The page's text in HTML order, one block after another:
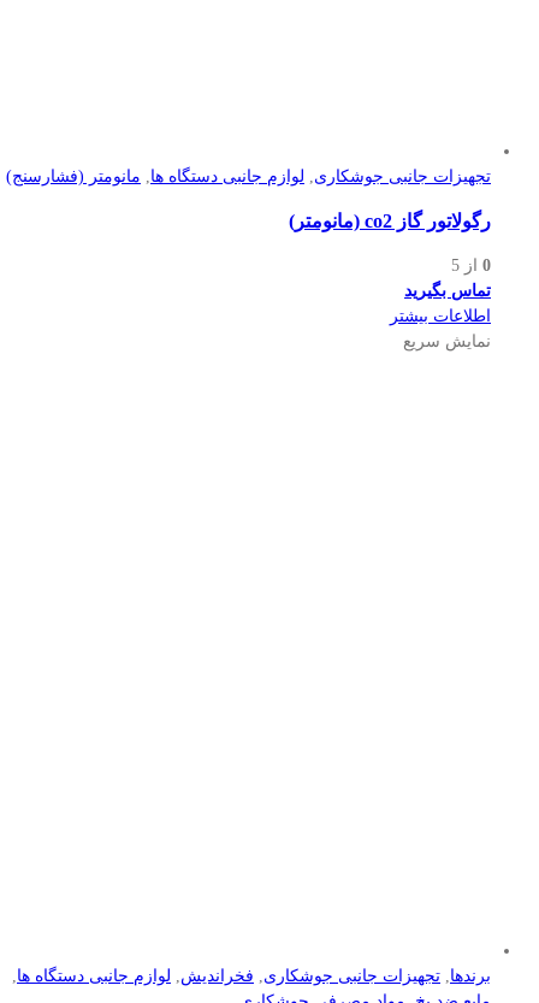
تجهیزات جانبی جوشکاری لوازم جانبی دستگاه ها مانومتر (فشارسنج)
رگولاتور گاز co2 (مانومتر)
0 از 5
تماس بگیرید
اطلاعات بیشتر
نمایش سریع
برندها, تجهیزات جانبی جوشکاری, فخراندیش, لوازم جانبی دستگاه ها,